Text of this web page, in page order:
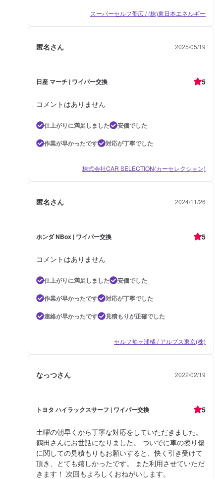
スーパーセルフ帯広 / (株)東日本エネルギー
匿名さん 2025/05/19
日産 マーチ | ワイパー交換 5
コメントはありません
仕上がりに満足しました
安価でした
作業が早かったです
対応が丁寧でした
株式会社CAR SELECTION(カーセレクション)
匿名さん 2024/11/26
ホンダ NBox | ワイパー交換 5
コメントはありません
仕上がりに満足しました
安価でした
作業が早かったです
対応が丁寧でした
連絡が早かったです
見積もりが正確でした
セルフ袖ヶ浦橘 / アルプス東京(株)
なっつさん 2022/02/19
トヨタ ハイラックスサーフ | ワイパー交換 5
土曜の朝早くから丁寧な対応をしていただきました。
鶴田さんにお世話になりました。 ついでに車の擦り傷
に関しての見積もりもお願いすると、快く引き受けて
頂き、とても嬉しかったです。 また利用させていただ
きます！ 次回もよろしくおねがいします。